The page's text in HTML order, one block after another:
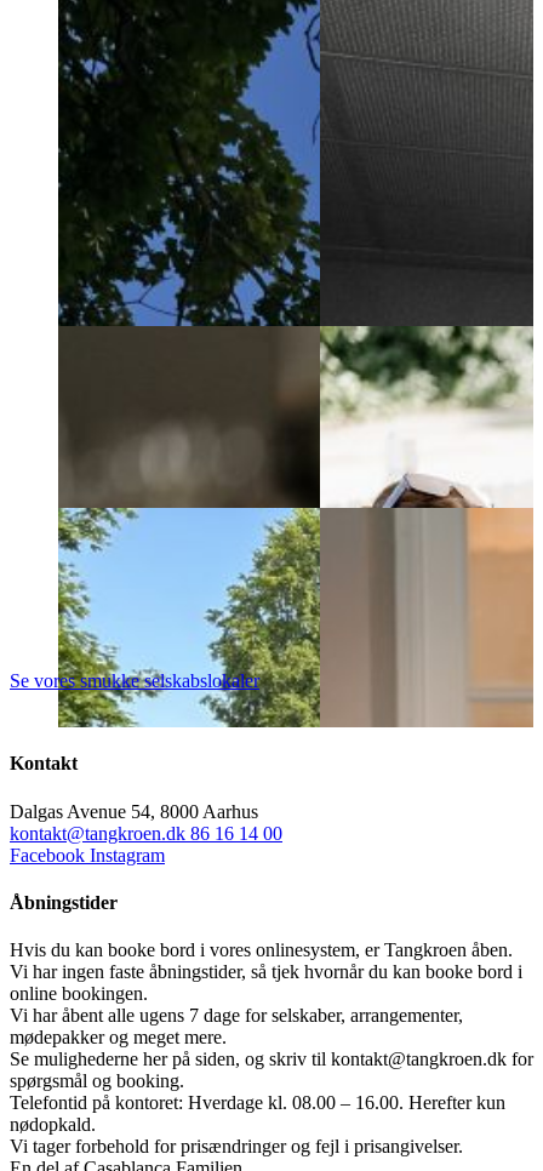
Se vores smukke selskabslokaler
Kontakt
Dalgas Avenue 54, 8000 Aarhus
kontakt@tangkroen.dk 86 16 14 00
Facebook Instagram
Åbningstider
Hvis du kan booke bord i vores onlinesystem, er Tangkroen åben.
Vi har ingen faste åbningstider, så tjek hvornår du kan booke bord i
online bookingen.
Vi har åbent alle ugens 7 dage for selskaber, arrangementer,
mødepakker og meget mere.
Se mulighederne her på siden, og skriv til kontakt@tangkroen.dk for
spørgsmål og booking.
Telefontid på kontoret: Hverdage kl. 08.00 – 16.00. Herefter kun
nødopkald.
Vi tager forbehold for prisændringer og fejl i prisangivelser.